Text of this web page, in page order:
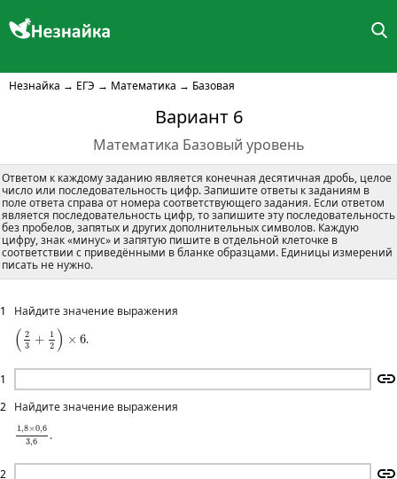
Незнайка → ЕГЭ → Математика → Базовая
Вариант 6
Математика Базовый уровень
Ответом к каждому заданию является конечная десятичная дробь, целое
число или последовательность цифр. Запишите ответы к заданиям в
поле ответа справа от номера соответствующего задания. Если ответом
является последовательность цифр, то запишите эту последовательность
без пробелов, запятых и других дополнительных символов. Каждую
цифру, знак «минус» и запятую пишите в отдельной клеточке в
соответствии с приведёнными в бланке образцами. Единицы измерений
писать не нужно.
1
1
Найдите значение выражения
( 2
3 + 1
2 ) × 6
(2 3 2 ×
.
2
2
Найдите значение выражения
1,8×0,6
3,6
1 ,8×0,
.